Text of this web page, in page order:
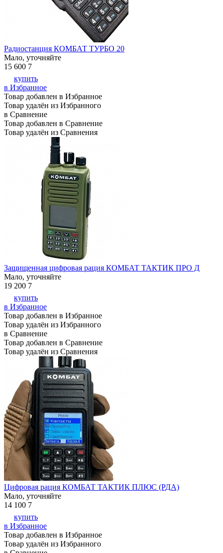
Радиостанция КОМБАТ ТУРБО 20
Мало, уточняйте
15 600 7
купить
в Избранное
Товар добавлен в Избранное
Товар удалён из Избранного
в Сравнение
Товар добавлен в Сравнение
Товар удалён из Сравнения
Защищенная цифровая рация КОМБАТ ТАКТИК ПРО Д
Мало, уточняйте
19 200 7
купить
в Избранное
Товар добавлен в Избранное
Товар удалён из Избранного
в Сравнение
Товар добавлен в Сравнение
Товар удалён из Сравнения
Цифровая рация КОМБАТ ТАКТИК ПЛЮС (РДА)
Мало, уточняйте
14 100 7
купить
в Избранное
Товар добавлен в Избранное
Товар удалён из Избранного